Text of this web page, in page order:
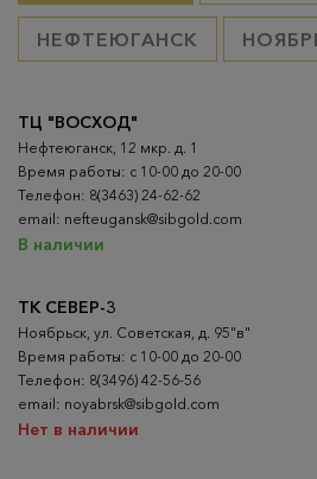
НЕФТЕЮГАНСК
ТК СЕВЕР-3
Ноябрьск, ул. Советская, д. 95"в"
Время работы: с 10-00 до 20-00
Телефон: 8(3496) 42-56-56
email: noyabrsk@sibgold.com
Нет в наличии
ТЦ "ВОСХОД"
Нефтеюганск, 12 мкр. д. 1
Время работы: с 10-00 до 20-00
Телефон: 8(3463) 24-62-62
email: nefteugansk@sibgold.com
В наличии